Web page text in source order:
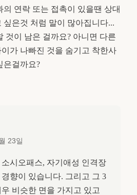
의 연락 또는 접촉이 있을땐 상대
싶은것 처럼 말이 많아집니다...
것이 남은 걸까요? 아니면 다른
가 나빠진 것을 숨기고 착한사
은걸까요?
23일
시오패스, 자기애성 인격장
향이 있습니다. 그리고 그 3
비슷한 면을 가지고 있고